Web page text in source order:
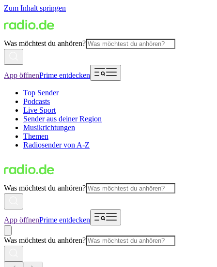
Zum Inhalt springen
Was möchtest du anhören?
App öffnenPrime entdecken
Top Sender
Podcasts
Live Sport
Sender aus deiner Region
Musikrichtungen
Themen
Radiosender von A-Z
Was möchtest du anhören?
App öffnenPrime entdecken
Was möchtest du anhören?